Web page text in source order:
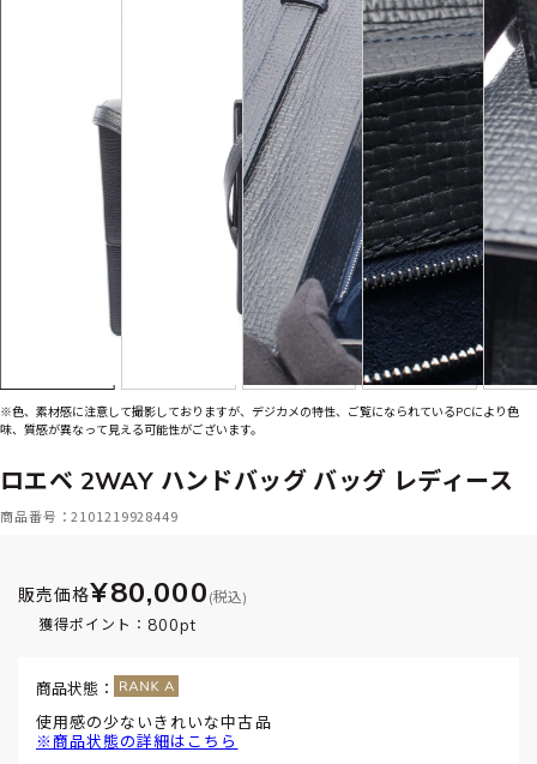
※色、素材感に注意して撮影しておりますが、デジカメの特性、ご覧になられているPCにより色
味、質感が異なって見える可能性がございます。
ロエベ 2WAY ハンドバッグ バッグ レディース
商品番号：2101219928449
販売価格¥80,000 (税込)
獲得ポイント： 800pt
商品状態：
使用感の少ないきれいな中古品
※商品状態の詳細はこちら